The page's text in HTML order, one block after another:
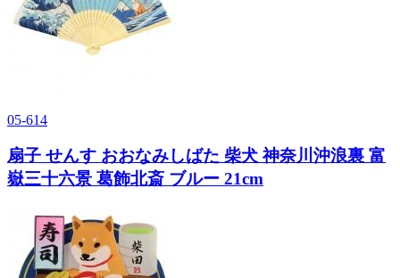
05-614
扇子 せんす おおなみしばた 柴犬 神奈川沖浪裏 富
嶽三十六景 葛飾北斎 ブルー 21cm